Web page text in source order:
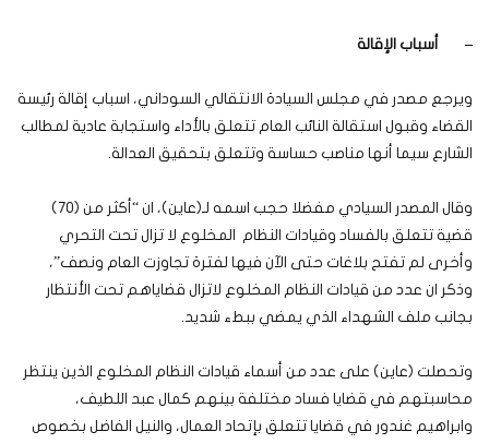
– أسباب الإقالة
ويرجع مصدر في مجلس السيادة الانتقالي السوداني، اسباب إقالة رئيسة
القضاء وقبول استقالة النائب العام تتعلق بالأداء واستجابة عادية لمطالب
الشارع سيما أنها مناصب حساسة وتتعلق بتحقيق العدالة.
وقال المصدر السيادي مفضلا حجب اسمه لـ(عاين)، ان “أكثر من (70)
قضية تتعلق بالفساد وقيادات النظام المخلوع لا تزال تحت التحري
وأخرى لم تفتح بلاغات حتى الآن فيها لفترة تجاوزت العام ونصف”،
وذكر ان عدد من قيادات النظام المخلوع لاتزال قضاياهم تحت الأنتظار
بجانب ملف الشهداء الذي يمضي ببطء شديد.
وتحصلت (عاين) على عدد من أسماء قيادات النظام المخلوع الذين ينتظر
محاسبتهم في قضايا فساد مختلفة بينهم كمال عبد اللطيف،
وابراهيم غندور في قضايا تتعلق بإتحاد العمال، والنيل الفاضل بخصوص